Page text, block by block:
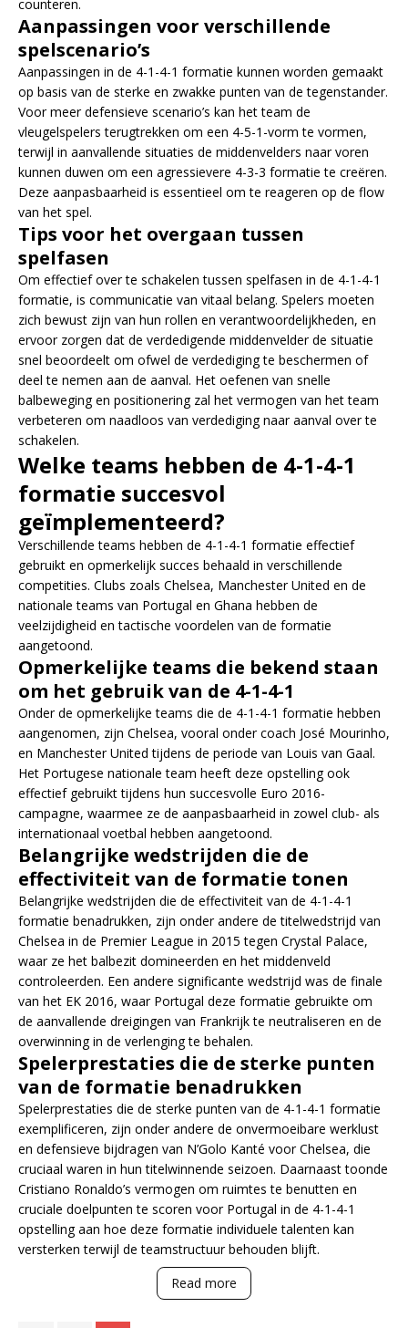
counteren.
Aanpassingen voor verschillende
spelscenario’s
Aanpassingen in de 4-1-4-1 formatie kunnen worden gemaakt
op basis van de sterke en zwakke punten van de tegenstander.
Voor meer defensieve scenario’s kan het team de
vleugelspelers terugtrekken om een 4-5-1-vorm te vormen,
terwijl in aanvallende situaties de middenvelders naar voren
kunnen duwen om een agressievere 4-3-3 formatie te creëren.
Deze aanpasbaarheid is essentieel om te reageren op de flow
van het spel.
Tips voor het overgaan tussen
spelfasen
Om effectief over te schakelen tussen spelfasen in de 4-1-4-1
formatie, is communicatie van vitaal belang. Spelers moeten
zich bewust zijn van hun rollen en verantwoordelijkheden, en
ervoor zorgen dat de verdedigende middenvelder de situatie
snel beoordeelt om ofwel de verdediging te beschermen of
deel te nemen aan de aanval. Het oefenen van snelle
balbeweging en positionering zal het vermogen van het team
verbeteren om naadloos van verdediging naar aanval over te
schakelen.
Welke teams hebben de 4-1-4-1
formatie succesvol
geïmplementeerd?
Verschillende teams hebben de 4-1-4-1 formatie effectief
gebruikt en opmerkelijk succes behaald in verschillende
competities. Clubs zoals Chelsea, Manchester United en de
nationale teams van Portugal en Ghana hebben de
veelzijdigheid en tactische voordelen van de formatie
aangetoond.
Opmerkelijke teams die bekend staan
om het gebruik van de 4-1-4-1
Onder de opmerkelijke teams die de 4-1-4-1 formatie hebben
aangenomen, zijn Chelsea, vooral onder coach José Mourinho,
en Manchester United tijdens de periode van Louis van Gaal.
Het Portugese nationale team heeft deze opstelling ook
effectief gebruikt tijdens hun succesvolle Euro 2016-
campagne, waarmee ze de aanpasbaarheid in zowel club- als
internationaal voetbal hebben aangetoond.
Belangrijke wedstrijden die de
effectiviteit van de formatie tonen
Belangrijke wedstrijden die de effectiviteit van de 4-1-4-1
formatie benadrukken, zijn onder andere de titelwedstrijd van
Chelsea in de Premier League in 2015 tegen Crystal Palace,
waar ze het balbezit domineerden en het middenveld
controleerden. Een andere significante wedstrijd was de finale
van het EK 2016, waar Portugal deze formatie gebruikte om
de aanvallende dreigingen van Frankrijk te neutraliseren en de
overwinning in de verlenging te behalen.
Spelerprestaties die de sterke punten
van de formatie benadrukken
Spelerprestaties die de sterke punten van de 4-1-4-1 formatie
exemplificeren, zijn onder andere de onvermoeibare werklust
en defensieve bijdragen van N’Golo Kanté voor Chelsea, die
cruciaal waren in hun titelwinnende seizoen. Daarnaast toonde
Cristiano Ronaldo’s vermogen om ruimtes te benutten en
cruciale doelpunten te scoren voor Portugal in de 4-1-4-1
opstelling aan hoe deze formatie individuele talenten kan
versterken terwijl de teamstructuur behouden blijft.
Read more